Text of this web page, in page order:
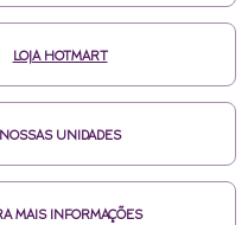
LOJA HOTMART
NOSSAS UNIDADES
MAIS INFORMAÇÕES